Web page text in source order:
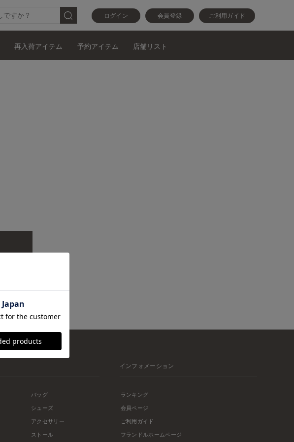
ログイン 会員登録 ご利用ガイド
再入荷アイテム 予約アイテム 店舗リスト
バッグ
シューズ
アクセサリー
ストール
インフォメーション
ランキング
会員ページ
ご利用ガイド
フランドルホームページ